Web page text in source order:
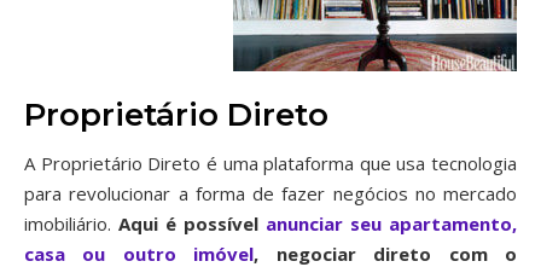
Proprietário Direto
A Proprietário Direto é uma plataforma que usa tecnologia
para revolucionar a forma de fazer negócios no mercado
imobiliário. Aqui é possível anunciar seu apartamento,
casa ou outro imóvel, negociar direto com o